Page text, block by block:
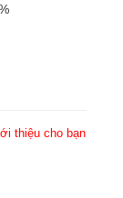
thiệu cho bạn